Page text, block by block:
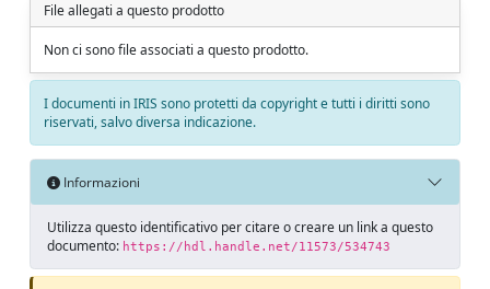
File allegati a questo prodotto
Non ci sono file associati a questo prodotto.
I documenti in IRIS sono protetti da copyright e tutti i diritti sono
riservati, salvo diversa indicazione.
Informazioni
Utilizza questo identificativo per citare o creare un link a questo
documento: https://hdl.handle.net/11573/534743